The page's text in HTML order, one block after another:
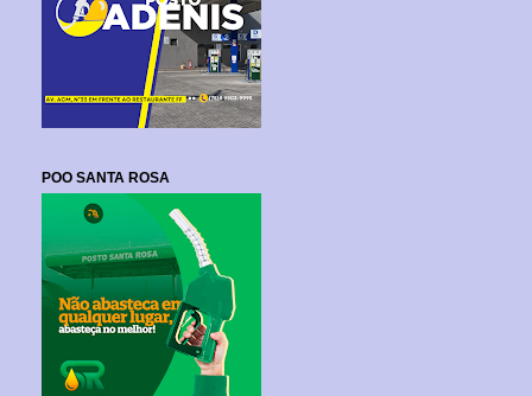
POO SANTA ROSA